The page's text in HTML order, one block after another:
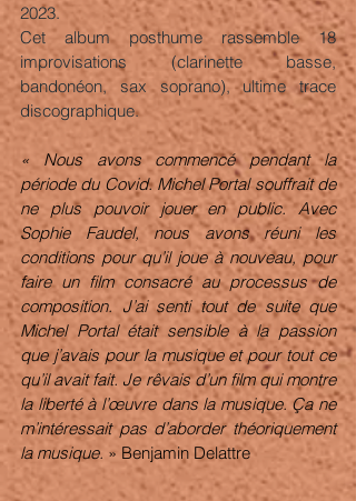
2023.
Cet album posthume rassemble 18
improvisations (clarinette basse,
bandonéon, sax soprano), ultime trace
discographique.
« Nous avons commencé pendant la
période du Covid. Michel Portal souffrait de
ne plus pouvoir jouer en public. Avec
Sophie Faudel, nous avons réuni les
conditions pour qu’il joue à nouveau, pour
faire un film consacré au processus de
composition. J’ai senti tout de suite que
Michel Portal était sensible à la passion
que j’avais pour la musique et pour tout ce
qu’il avait fait. Je rêvais d’un film qui montre
la liberté à l’œuvre dans la musique. Ça ne
m’intéressait pas d’aborder théoriquement
la musique. » Benjamin Delattre